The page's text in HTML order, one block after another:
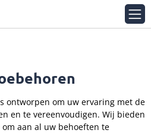
ontworpen om uw ervaring met de
en te vereenvoudigen. Wij bieden
aan al uw behoeften te